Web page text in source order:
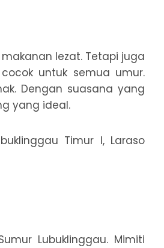
lezat. Tetapi juga
untuk semua umur.
Dengan suasana yang
yang ideal.
Timur I, Laraso
Lubuklinggau. Mimiti